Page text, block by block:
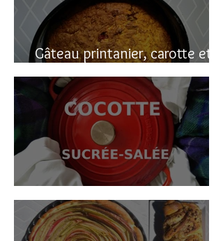
Gâteau printanier, carotte et
rhubarbe
Cocotte sucrée-salée